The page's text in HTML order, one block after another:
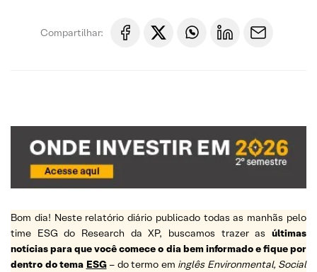
Compartilhar:
Bom dia! Neste relatório diário publicado todas as manhãs pelo
time ESG do Research da XP, buscamos trazer as últimas
notícias para que você comece o dia bem informado e fique por
dentro do tema ESG – do termo em inglês Environmental, Social